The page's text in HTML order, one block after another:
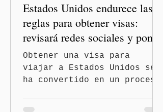
diplomáticas con el mu
Estados Unidos endurece las
reglas para obtener visas:
revisará redes sociales y pone
freno al Turismo de
Nacimiento
Obtener una visa para
viajar a Estados Unidos se
ha convertido en un proceso